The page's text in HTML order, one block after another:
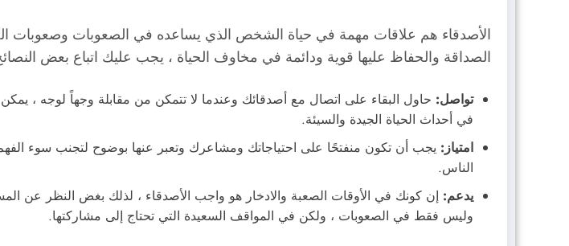
الأصدقاء هم علاقات مهمة في حياة الشخص الذي يساعده في الصعوبات وصعوبات
الصداقة والحفاظ عليها قوية ودائمة في مخاوف الحياة ، يجب عليك اتباع بعض
تواصل: حاول البقاء على اتصال مع أصدقائك وعندما لا تتمكن من مقابلة وجهاً لوجه ،
في أحداث الحياة الجيدة والسيئة.
امتياز: يجب أن تكون منفتحًا على احتياجاتك ومشاعرك وتعبر عنها بوضوح لتجنب سوء
الناس.
يدعم: إن كونك في الأوقات الصعبة والادخار هو واجب الأصدقاء ، لذلك بغض النظر عن
وليس فقط في الصعوبات ، ولكن في المواقف السعيدة التي تحتاج إلى مشاركتها.